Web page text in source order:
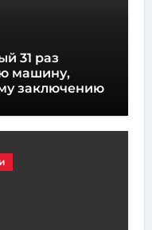
31 раз
машину,
заключению